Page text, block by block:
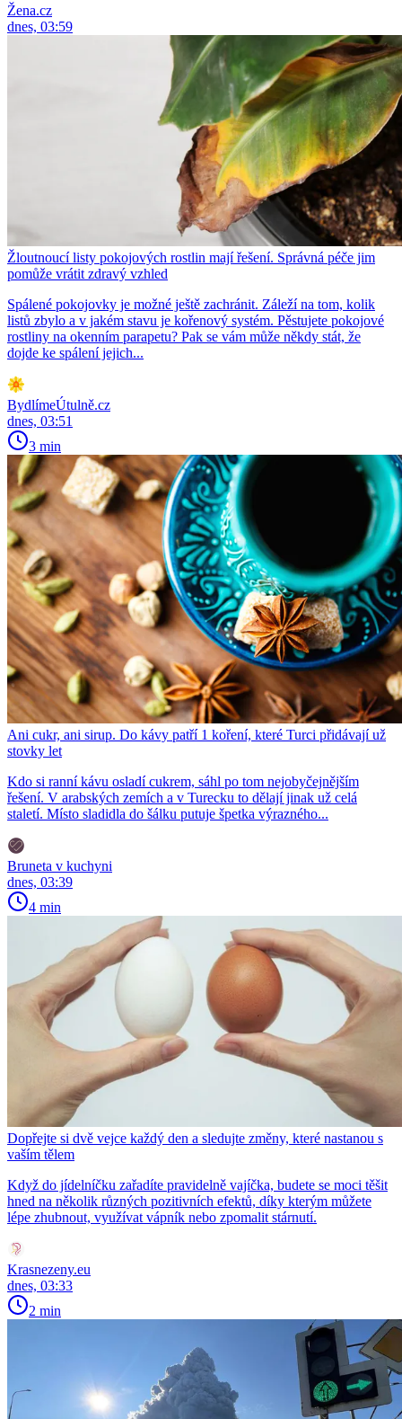
Žena.cz
dnes, 03:59
Žloutnoucí listy pokojových rostlin mají řešení. Správná péče jim
pomůže vrátit zdravý vzhled
Spálené pokojovky je možné ještě zachránit. Záleží na tom, kolik
listů zbylo a v jakém stavu je kořenový systém. Pěstujete pokojové
rostliny na okenním parapetu? Pak se vám může někdy stát, že
dojde ke spálení jejich...
BydlímeÚtulně.cz
dnes, 03:51
3 min
Ani cukr, ani sirup. Do kávy patří 1 koření, které Turci přidávají už
stovky let
Kdo si ranní kávu osladí cukrem, sáhl po tom nejobyčejnějším
řešení. V arabských zemích a v Turecku to dělají jinak už celá
staletí. Místo sladidla do šálku putuje špetka výrazného...
Bruneta v kuchyni
dnes, 03:39
4 min
Dopřejte si dvě vejce každý den a sledujte změny, které nastanou s
vaším tělem
Když do jídelníčku zařadíte pravidelně vajíčka, budete se moci těšit
hned na několik různých pozitivních efektů, díky kterým můžete
lépe zhubnout, využívat vápník nebo zpomalit stárnutí.
Krasnezeny.eu
dnes, 03:33
2 min